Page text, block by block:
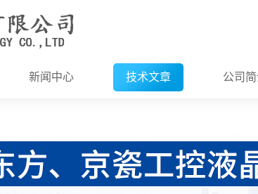
新闻中心 技术文章 公司